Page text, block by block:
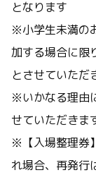
となります
※小学生未満の
加する場合に限
とさせていただ
※いかなる理由
せていただきま
※【入場整理券
れ場合、再発⾏